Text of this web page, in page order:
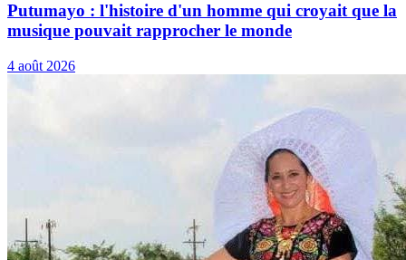
Putumayo : l'histoire d'un homme qui croyait que la
musique pouvait rapprocher le monde
4 août 2026